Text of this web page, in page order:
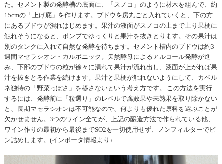
た。セメント製の発酵槽の底面に、「スノコ」のように材木を組んで、約
15cmの「上げ底」を作ります。ブドウを房丸ごと入れていくと、下の方
にあるブドウが潰れはじめます。果汁の液面がスノコの上まで上り果梗に
触れそうになると、ポンプでゆっくりと果汁を抜きとります。その果汁は
別のタンクに入れて自然な発酵を待ちます。セメント槽内のブドウは約3
週間マセラシオン・カルボニック。天然酵母によるアルコール発酵が進
み、下部のブドウの粒が徐々に潰れて果汁が流れ出し、液面が上がれば果
汁を抜きとる作業を続けます。果汁と果梗が触れないようにして、カベル
ネ独特の「野菜っぽさ」を移さないという考え方です。 この方法を実行
するには、発酵前に「粒選り」のレベルで腐敗果や未熟果を取り除かない
と、長期マセラシオンは不可能なので、何よりも優れた原料を選ぶことが
欠かせません。3つのワイン全てが、上記の醸造方法で作られている他、
ワイン作りの最初から最後までSO2を一切使用せず、ノンフィルターでビ
ン詰めします。(インポータ情報より）